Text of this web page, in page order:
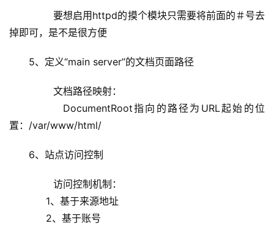
要想启用httpd的摸个模块只需要将前面的＃号去
掉即可，是不是很方便
5、定义“main server”的文档页面路径
文档路径映射：
DocumentRoot指向的路径为URL起始的位
置：/var/www/html/
6、站点访问控制
访问控制机制：
1、基于来源地址
2、基于账号